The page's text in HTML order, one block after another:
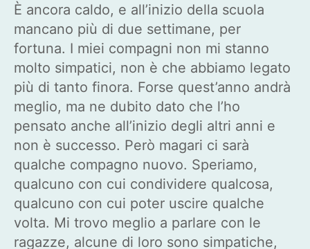
È ancora caldo, e all’inizio della scuola
mancano più di due settimane, per
fortuna. I miei compagni non mi stanno
molto simpatici, non è che abbiamo legato
più di tanto finora. Forse quest’anno andrà
meglio, ma ne dubito dato che l’ho
pensato anche all’inizio degli altri anni e
non è successo. Però magari ci sarà
qualche compagno nuovo. Speriamo,
qualcuno con cui condividere qualcosa,
qualcuno con cui poter uscire qualche
volta. Mi trovo meglio a parlare con le
ragazze, alcune di loro sono simpatiche,